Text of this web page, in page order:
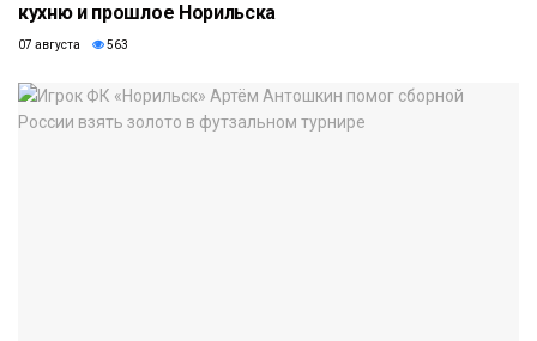
кухню и прошлое Норильска
07 августа 563